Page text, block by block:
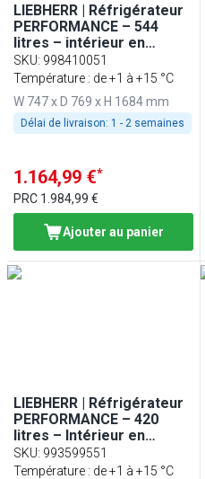
LIEBHERR | Réfrigérateur
PERFORMANCE – 544
litres – intérieur en
plastique – avec 1 porte –
Gris
SKU: 998410051
Température : de +1 à +15 °C
W 747 x D 769 x H 1684 mm
Délai de livraison: 1 - 2 semaines
1.164,99 €*
PRC 1.984,99 €
Ajouter au panier
LIEBHERR | Réfrigérateur
PERFORMANCE – 420
litres – Intérieur en
plastique – avec 1 porte –
Blanc
SKU: 993599551
Température : de +1 à +15 °C